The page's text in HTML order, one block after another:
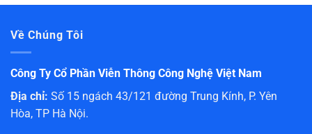
Về Chúng Tôi
Công Ty Cổ Phần Viễn Thông Công Nghệ Việt Nam
Địa chỉ: Số 15 ngách 43/121 đường Trung Kính, P. Yên
Hòa, TP Hà Nội.